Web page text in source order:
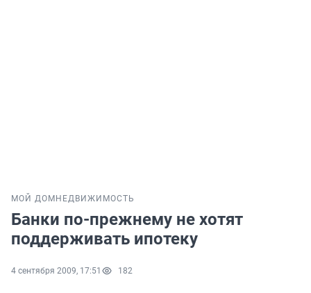
МОЙ ДОМ НЕДВИЖИМОСТЬ
Банки по-прежнему не хотят
поддерживать ипотеку
4 сентября 2009, 17:51 182